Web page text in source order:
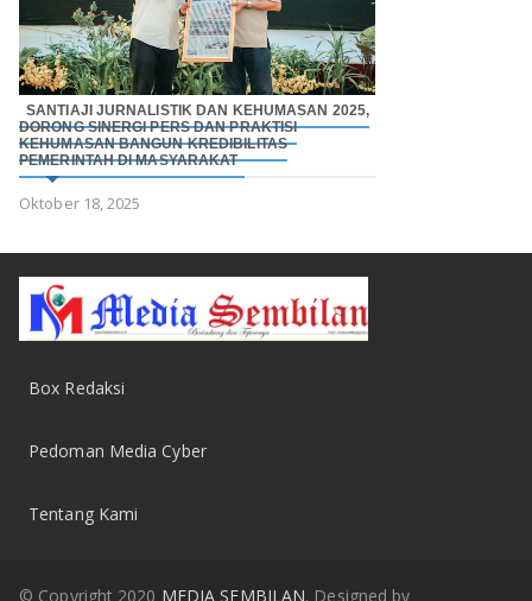
SANTIAJI JURNALISTIK DAN KEHUMASAN 2025,
DORONG SINERGI PERS DAN PRAKTISI
KEHUMASAN BANGUN KREDIBILITAS
PEMERINTAH DI MASYARAKAT
Oktober 18, 2025
Box Redaksi
Pedoman Media Cyber
Tentang Kami
© Copyright 2020 MEDIA SEMBILAN. Designed by